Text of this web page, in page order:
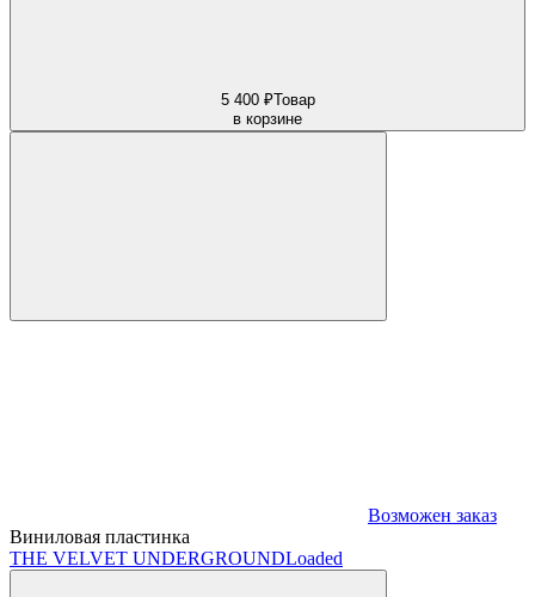
5 400 ₽Товар
в корзине
Возможен заказ
Виниловая пластинка
THE VELVET UNDERGROUNDLoaded